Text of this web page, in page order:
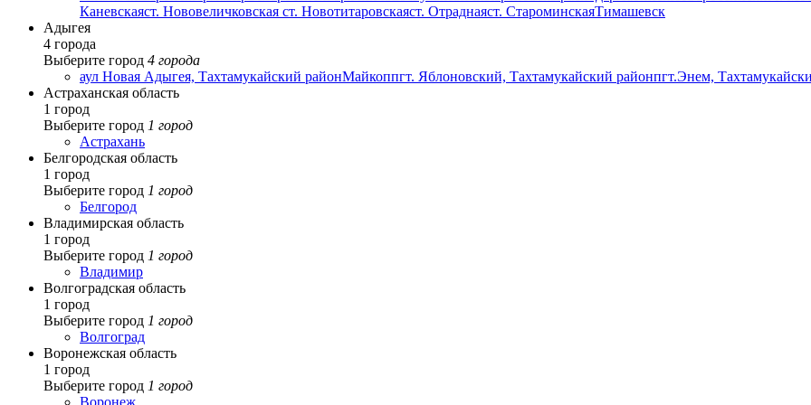
Каневскаяст. Нововеличковская ст. Новотитаровскаяст. Отраднаяст. СтароминскаяТимашевск
Адыгея
4 города
Выберите город 4 города
аул Новая Адыгея, Тахтамукайский районМайкоппгт. Яблоновский, Тахтамукайский районпгт.Энем,
Астраханская область
1 город
Выберите город 1 город
Астрахань
Белгородская область
1 город
Выберите город 1 город
Белгород
Владимирская область
1 город
Выберите город 1 город
Владимир
Волгоградская область
1 город
Выберите город 1 город
Волгоград
Воронежская область
1 город
Выберите город 1 город
Воронеж